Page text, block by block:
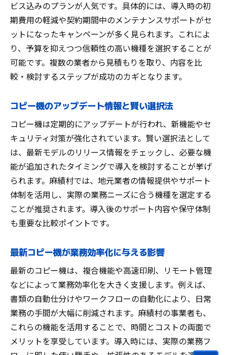
ビス込みのプランが人気です。具体的には、導入時の初
期費用の軽減や契約期間中のメンテナンスサポートがセ
ットになったキャンペーンが多く見られます。これによ
り、予算を抑えつつ信頼性の高い機種を選択することが
可能です。複数の業者から見積もりを取り、内容を比
較・検討するステップが成功のカギとなります。
コピー機のアップデート情報と賢い選択法
コピー機は定期的にアップデートが行われ、新機能やセ
キュリティ対策が強化されています。賢い選択法として
は、最新モデルのリリース情報をチェックし、必要な機
能が追加されたタイミングで導入を検討することが挙げ
られます。麻績村では、地元業者の情報提供やサポート
体制を活用し、実際の業務ニーズに合う機種を選定する
ことが推奨されます。導入後のサポート内容や保守体制
も重要な比較ポイントです。
最新コピー機が業務効率化に与える影響
最新のコピー機は、複合機能や高速印刷、リモート管理
などによって業務効率化を大きく支援します。例えば、
書類の自動仕分けやワークフローの自動化により、日常
業務の手間が大幅に削減されます。麻績村の事業者も、
これらの機能を活用することで、時間とコストの両面で
メリットを享受しています。導入時には、実際の業務フ